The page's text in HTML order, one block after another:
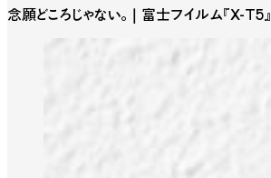
念願どころじゃない。｜富士フイルム『X-T5』